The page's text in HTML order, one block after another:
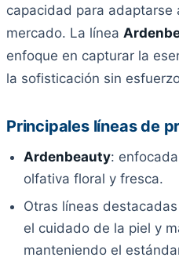
capacidad para adaptarse
mercado. La línea
enfoque en capturar la
la sofisticación sin
Principales líneas de
Ardenbeauty:
olfativa floral y fresca.
Otras líneas
el cuidado de la piel y
manteniendo el